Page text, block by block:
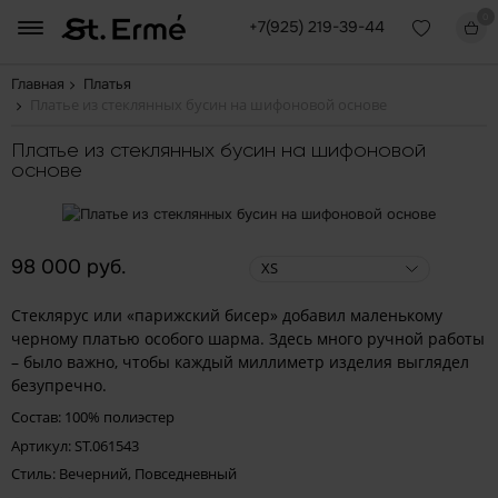
+7(925) 219-39-44
Главная Платья
Платье из стеклянных бусин на шифоновой
основе
98 000 руб. XS
Стеклярус или «парижский бисер» добавил маленькому
черному платью особого шарма. Здесь много ручной работы
– было важно, чтобы каждый миллиметр изделия выглядел
безупречно.
Состав: 100% полиэстер
Артикул: ST.061543
Стиль: Вечерний, Повседневный